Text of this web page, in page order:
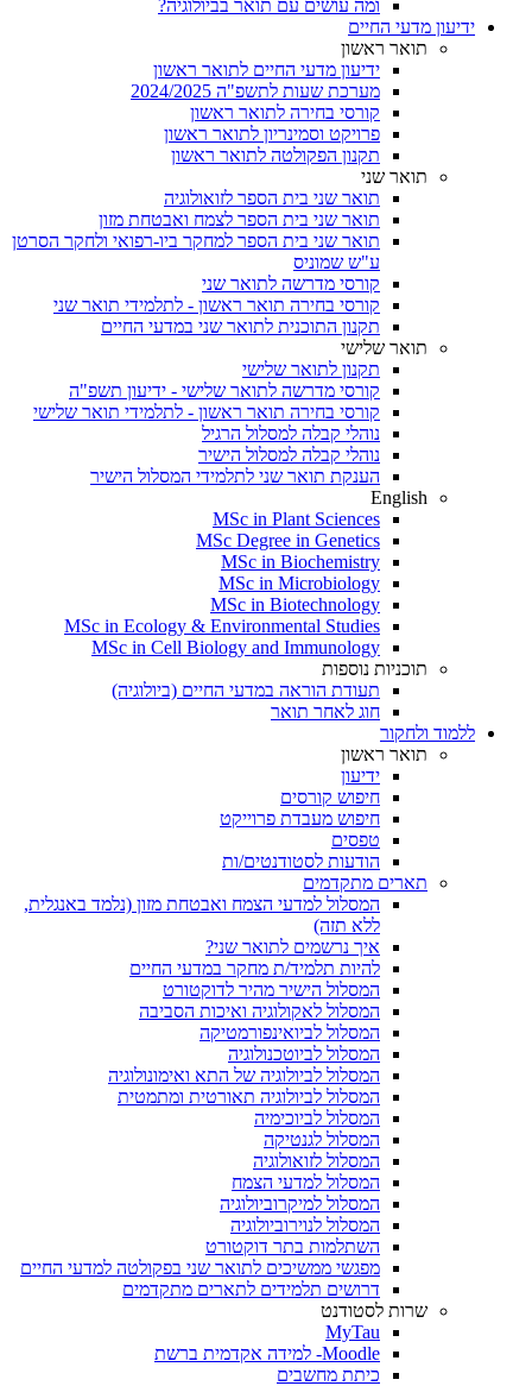
ומה עושים עם תואר בביולוגיה?
ידיעון מדעי החיים
תואר ראשון
ידיעון מדעי החיים לתואר ראשון
מערכת שעות לתשפ"ה 2024/2025
קורסי בחירה לתואר ראשון
פרויקט וסמינריון לתואר ראשון
תקנון הפקולטה לתואר ראשון
תואר שני
תואר שני בית הספר לזואולוגיה
תואר שני בית הספר לצמח ואבטחת מזון
תואר שני בית הספר למחקר ביו-רפואי ולחקר הסרטן
ע"ש שמוניס
קורסי מדרשה לתואר שני
קורסי בחירה תואר ראשון - לתלמידי תואר שני
תקנון התוכנית לתואר שני במדעי החיים
תואר שלישי
תקנון לתואר שלישי
קורסי מדרשה לתואר שלישי - ידיעון תשפ"ה
קורסי בחירה תואר ראשון - לתלמידי תואר שלישי
נוהלי קבלה למסלול הרגיל
נוהלי קבלה למסלול הישיר
הענקת תואר שני לתלמידי המסלול הישיר
English
MSc in Plant Sciences
MSc Degree in Genetics
MSc in Biochemistry
MSc in Microbiology
MSc in Biotechnology
MSc in Ecology & Environmental Studies
MSc in Cell Biology and Immunology
תוכניות נוספות
תעודת הוראה במדעי החיים (ביולוגיה)
חוג לאחר תואר
ללמוד ולחקור
תואר ראשון
ידיעון
חיפוש קורסים
חיפוש מעבדת פרוייקט
טפסים
הודעות לסטודנטים/ות
תארים מתקדמים
המסלול למדעי הצמח ואבטחת מזון (נלמד באנגלית,
ללא תזה)
איך נרשמים לתואר שני?
להיות תלמיד/ת מחקר במדעי החיים
המסלול הישיר מהיר לדוקטורט
המסלול לאקולוגיה ואיכות הסביבה
המסלול לביואינפורמטיקה
המסלול לביוטכנולוגיה
המסלול לביולוגיה של התא ואימונולוגיה
המסלול לביולוגיה תאורטית ומתמטית
המסלול לביוכימיה
המסלול לגנטיקה
המסלול לזואולוגיה
המסלול למדעי הצמח
המסלול למיקרוביולוגיה
המסלול לנוירוביולוגיה
השתלמות בתר דוקטורט
מפגשי ממשיכים לתואר שני בפקולטה למדעי החיים
דרושים תלמידים לתארים מתקדמים
שרות לסטודנט
MyTau
Moodle- למידה אקדמית ברשת
כיתת מחשבים